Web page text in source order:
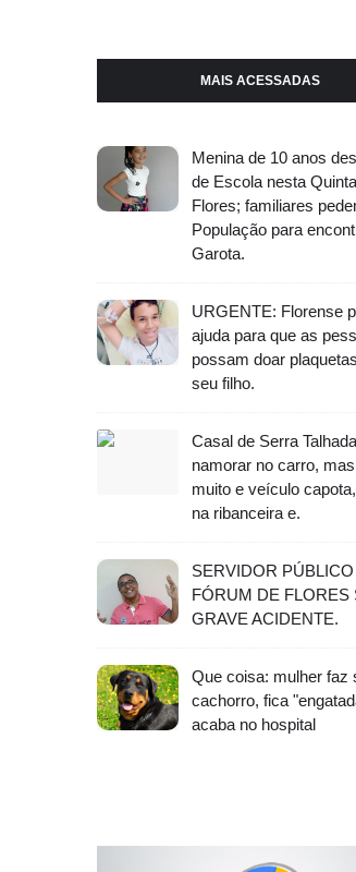
MAIS ACESSADAS
Menina de 10 anos
de Escola nesta
Flores; familiares
População para
Garota.
URGENTE: Florense
ajuda para que as
possam doar
seu filho.
Casal de Serra
namorar no carro,
muito e veículo
na ribanceira e.
SERVIDOR
FÓRUM DE FLORES
GRAVE ACIDENTE.
Que coisa: mulher faz
cachorro, fica
acaba no hospital